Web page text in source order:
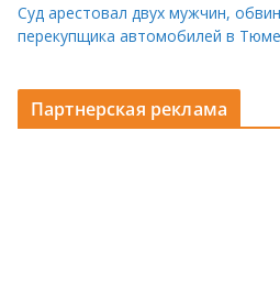
Суд арестовал двух мужчин,
перекупщика автомобилей в
Партнерская реклама